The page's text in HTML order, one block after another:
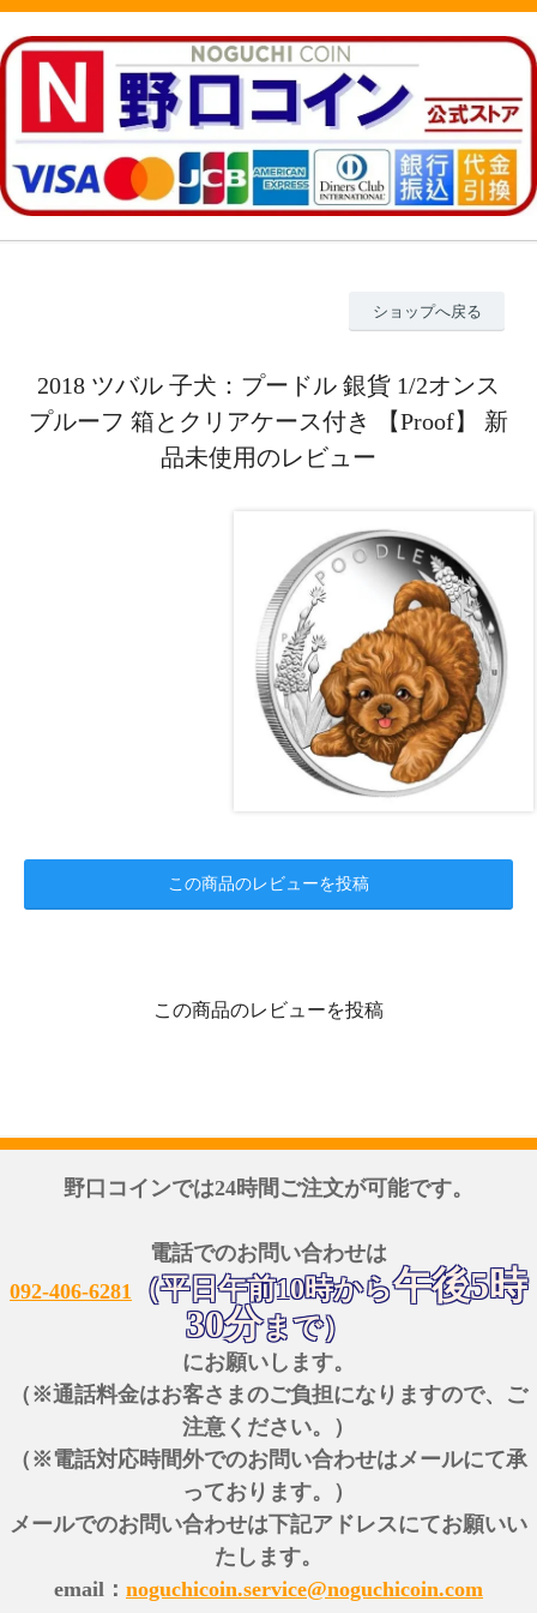
ショップへ戻る
2018 ツバル 子犬：プードル 銀貨 1/2オンス
プルーフ 箱とクリアケース付き 【Proof】 新
品未使用のレビュー
この商品のレビューを投稿
この商品のレビューを投稿
野口コインでは24時間ご注文が可能です。
電話でのお問い合わせは
092-406-6281
（平日午前10時から午後5時
30分まで）
にお願いします。
（※通話料金はお客さまのご負担になりますので、ご
注意ください。）
（※電話対応時間外でのお問い合わせはメールにて承
っております。）
メールでのお問い合わせは下記アドレスにてお願いい
たします。
email： noguchicoin.service@noguchicoin.com